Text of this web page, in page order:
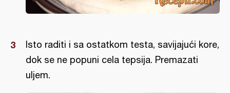
Isto raditi i sa ostatkom testa, savijajući kore,
dok se ne popuni cela tepsija. Premazati
uljem.